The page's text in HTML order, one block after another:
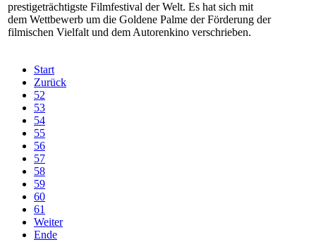
prestigeträchtigste Filmfestival der Welt. Es hat sich mit
dem Wettbewerb um die Goldene Palme der Förderung der
filmischen Vielfalt und dem Autorenkino verschrieben.
Start
Zurück
52
53
54
55
56
57
58
59
60
61
Weiter
Ende